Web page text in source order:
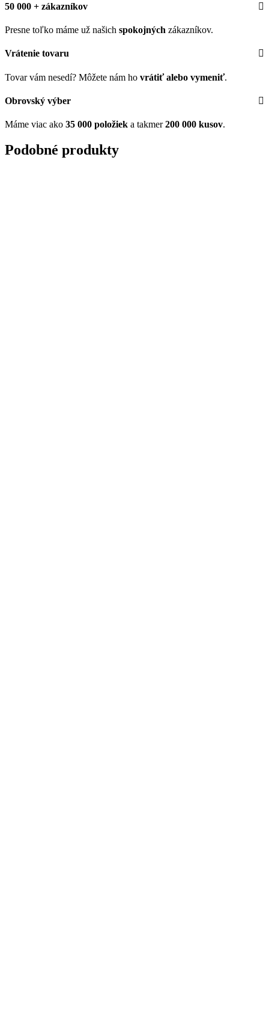
50 000 + zákazníkov
Presne toľko máme už našich spokojných zákazníkov.
Vrátenie tovaru
Tovar vám nesedí? Môžete nám ho vrátiť alebo vymeniť.
Obrovský výber
Máme viac ako 35 000 položiek a takmer200 000 kusov.
Podobné produkty